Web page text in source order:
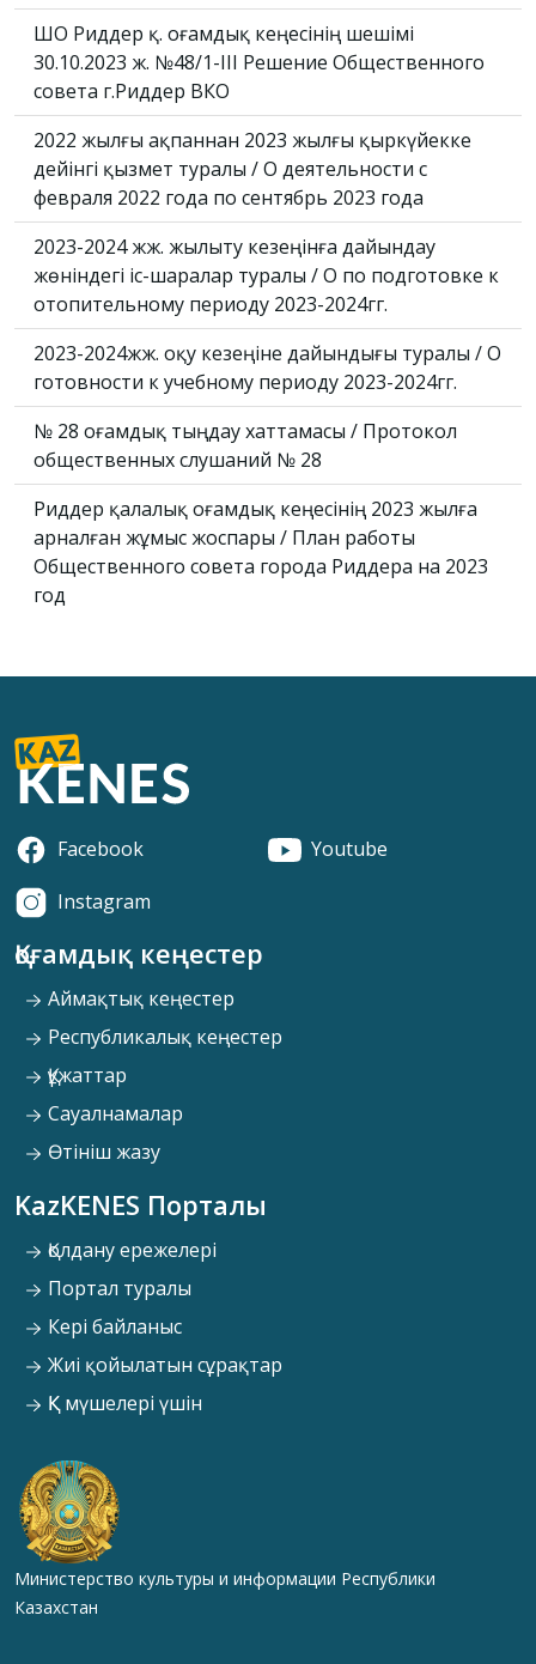
ШҚО Риддер қ. Қоғамдық кеңесінің шешімі
30.10.2023 ж. №48/1-III Решение Общественного
совета г.Риддер ВКО
2022 жылғы ақпаннан 2023 жылғы қыркүйекке
дейінгі қызмет туралы / О деятельности с
февраля 2022 года по сентябрь 2023 года
2023-2024 жж. жылыту кезеңінға дайындау
жөніндегі іс-шаралар туралы / О по подготовке к
отопительному периоду 2023-2024гг.
2023-2024жж. оқу кезеңіне дайындығы туралы / О
готовности к учебному периоду 2023-2024гг.
№ 28 Қоғамдық тыңдау хаттамасы / Протокол
общественных слушаний № 28
Риддер қалалық Қоғамдық кеңесінің 2023 жылға
арналған жұмыс жоспары / План работы
Общественного совета города Риддера на 2023
год
Facebook
Youtube
Instagram
Қоғамдық кеңестер
Аймақтық кеңестер
Республикалық кеңестер
Құжаттар
Сауалнамалар
Өтініш жазу
KazKENES Порталы
Қолдану ережелері
Портал туралы
Кері байланыс
Жиі қойылатын сұрақтар
ҚК мүшелері үшін
Министерство культуры и информации Республики
Казахстан